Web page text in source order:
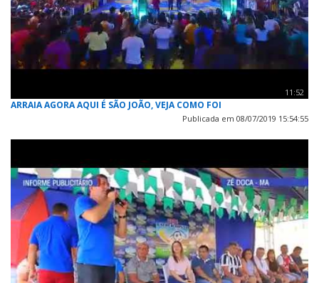
11:52
ARRAIA AGORA AQUI É SÃO JOÃO, VEJA COMO FOI
Publicada em 08/07/2019 15:54:55